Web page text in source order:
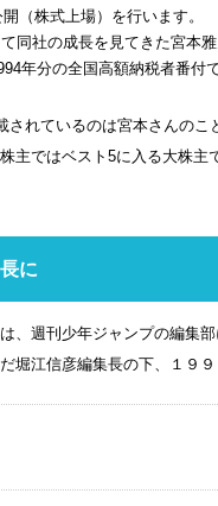
（株式上場）を行います。
同社の成長を見てきた宮本
年分の全国高額納税者番付
れているのは宮本さんのこ
主ではベスト5に入る大株主
に
週刊少年ジャンプの編集部
堀江信彦編集長の下、１９